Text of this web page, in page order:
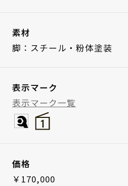
素材
脚：スチール・粉体塗装
表示マーク
表示マーク一覧
価格
￥170,000